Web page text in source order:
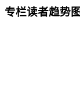
专栏读者趋势图